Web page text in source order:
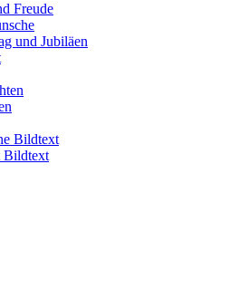
Freude
und Jubiläen
Bildtext
Bildtext